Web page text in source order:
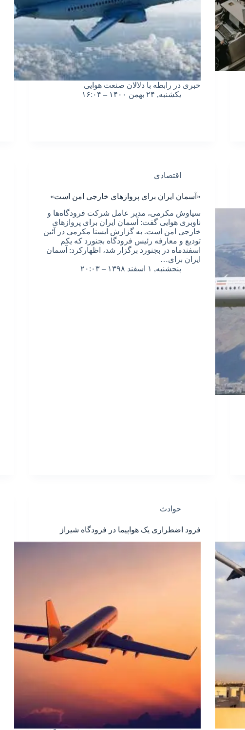
خبری در رابطه با دلالان صنعت هوایی
یکشنبه, ۲۴ بهمن ۱۴۰۰ – ۱۶:۰۴
اقتصادی
«آسمان ایران برای پروازهای خارجی امن است»
سیاوش مکرمی، مدیر عامل شرکت فرودگاه‌ها و
ناوبری هوایی گفت: آسمان ایران برای پروازهای
خارجی امن است. به گزارش ایسنا مکرمی در آئین
تودیع و معارفه رئیس فرودگاه بجنورد که یکم
اسفندماه در بجنورد برگزار شد، اظهارکرد: آسمان
ایران برای…
پنجشنبه, ۱ اسفند ۱۳۹۸ – ۲۰:۰۳
حوادث
فرود اضطراری یک هواپیما در فرودگاه شیراز